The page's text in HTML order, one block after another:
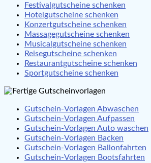
Festivalgutscheine schenken
Hotelgutscheine schenken
Konzertgutscheine schenken
Massagegutscheine schenken
Musicalgutscheine schenken
Reisegutscheine schenken
Restaurantgutscheine schenken
Sportgutscheine schenken
Gutschein-Vorlagen Abwaschen
Gutschein-Vorlagen Aufpassen
Gutschein-Vorlagen Auto waschen
Gutschein-Vorlagen Backen
Gutschein-Vorlagen Ballonfahrten
Gutschein-Vorlagen Bootsfahrten